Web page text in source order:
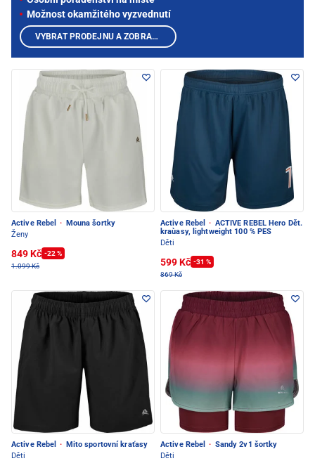
Active Rebel ·
Mouna šortky
Ženy
849 Kč -22 %
1.099 Kč
Active Rebel · ACTIVE REBEL Hero Dět.
kraùasy, lightweight 100 % PES
Děti
599 Kč -31 %
869 Kč
Active Rebel ·
Mito sportovní kraťasy
Děti
Active Rebel · Sandy 2v1 šortky
Děti
Možnost okamžitého vyzvednutí
VYBRAT PRODEJNU A ZOBRAZIT PRODUKTY